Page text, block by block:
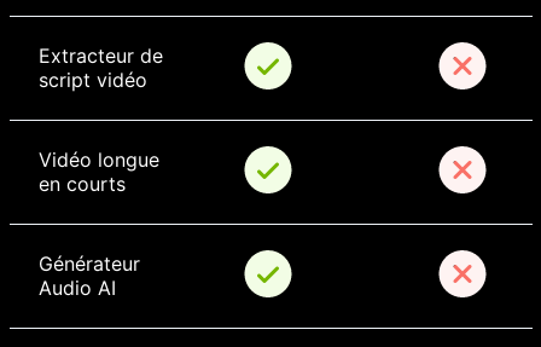
Extracteur de
script vidéo
Vidéo longue
en courts
Générateur
Audio AI